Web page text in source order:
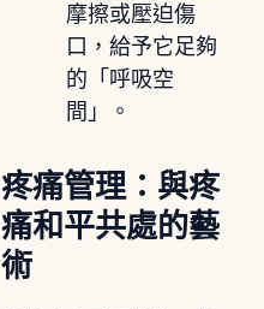
摩擦或壓迫傷
口，給予它足夠
的「呼吸空
間」。
疼痛管理：與疼
痛和平共處的藝
術